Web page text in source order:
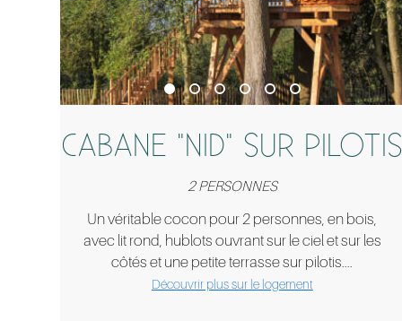
CABANE "NID" SUR PILOTIS
2 PERSONNES
Un véritable cocon pour 2 personnes, en bois,
avec lit rond, hublots ouvrant sur le ciel et sur les
côtés et une petite terrasse sur pilotis....
Découvrir plus sur le logement